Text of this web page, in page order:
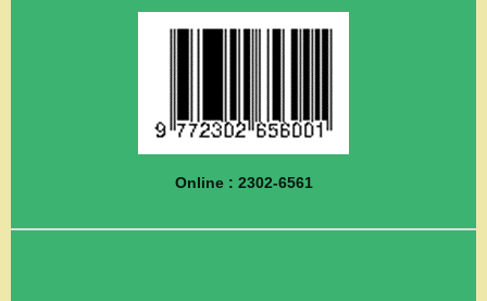
Online : 2302-6561